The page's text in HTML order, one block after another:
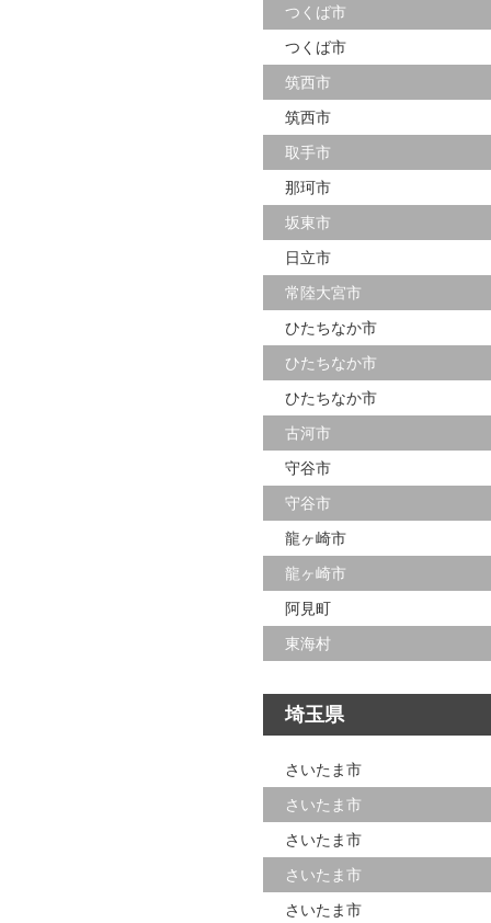
つくば市
つくば市
筑西市
筑西市
取手市
那珂市
坂東市
日立市
常陸大宮市
ひたちなか市
ひたちなか市
ひたちなか市
古河市
守谷市
守谷市
龍ヶ崎市
龍ヶ崎市
阿見町
東海村
埼玉県
さいたま市
さいたま市
さいたま市
さいたま市
さいたま市